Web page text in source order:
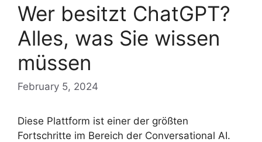
Wer besitzt ChatGPT?
Alles, was Sie wissen
müssen
February 5, 2024
Diese Plattform ist einer der größten
Fortschritte im Bereich der Conversational AI.